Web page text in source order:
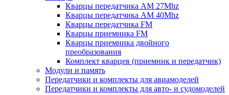
Кварцы передатчика AM 27Mhz
Кварцы передатчика AM 40Mhz
Кварцы передатчика FM
Кварцы приемника FM
Кварцы приемника двойного
преобразования
Комплект кварцев (приемник и передатчик)
Модули и память
Передатчики и комплекты для авиамоделей
Передатчики и комплекты для авто- и судомоделей